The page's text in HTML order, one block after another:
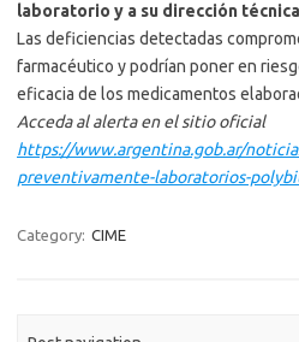
laboratorio y a su dirección
Las deficiencias detectadas
farmacéutico y podrían poner en
eficacia de los medicamentos
Acceda al alerta en el sitio oficial
https://www.argentina.gob.ar/
preventivamente-laboratorios-
Category: CIME